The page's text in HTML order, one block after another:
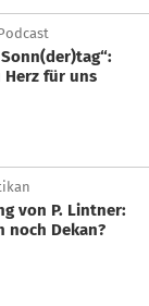
Herz für uns
noch Dekan?